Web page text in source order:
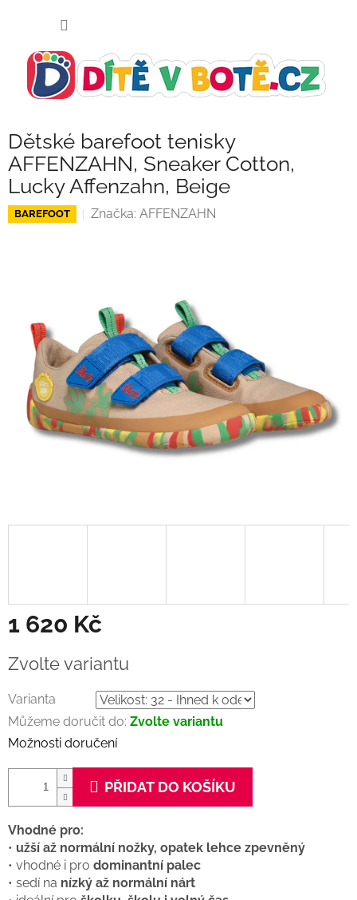
Dětské barefoot tenisky
AFFENZAHN, Sneaker Cotton,
Lucky Affenzahn, Beige
BAREFOOT Značka: AFFENZAHN
1 620 Kč
cena:
Zvolte variantu
Varianta
Můžeme doručit do: Zvolte variantu
Možnosti doručení
PŘIDAT DO KOŠÍKU
Vhodné pro:
• užší až normální nožky, opatek lehce zpevněný
• vhodné i pro dominantní palec
• sedí na nízký až normální nárt